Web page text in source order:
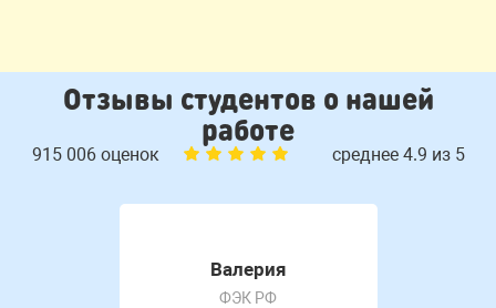
Отзывы студентов о нашей
работе
915 006 оценок среднее 4.9 из 5
Валерия
ФЭК РФ